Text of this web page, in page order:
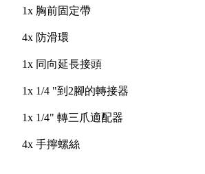
1x 胸前固定帶
4x 防滑環
1x 同向延長接頭
1x 1/4 "到2腳的轉接器
1x 1/4" 轉三爪適配器
4x 手擰螺絲